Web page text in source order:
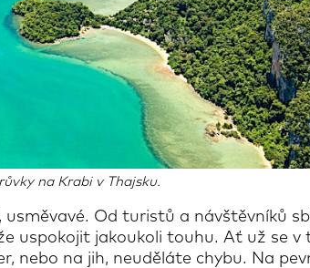
na Krabi v Thajsku.
usměvavé. Od turistů a návštěvníků
uspokojit jakoukoli touhu. Ať už se v
nebo na jih, neuděláte chybu. Na